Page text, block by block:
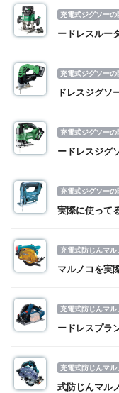
充電式ジグソーの
ードレスルー
充電式ジグソーの
ドレスジグソ
充電式ジグソーの
ードレスジグ
充電式ジグソーの
実際に使って
充電式防じんマ
マルノコを実
充電式防じんマ
ードレスプラ
充電式防じんマ
式防じんマル